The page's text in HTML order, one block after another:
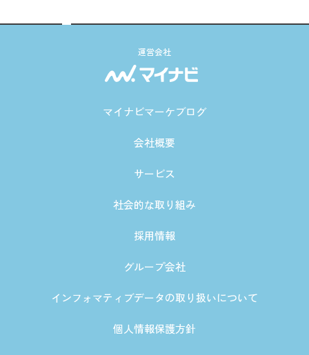
運営会社
マイナビマーケブログ
会社概要
サービス
社会的な取り組み
採用情報
グループ会社
インフォマティブデータの取り扱いについて
個人情報保護方針